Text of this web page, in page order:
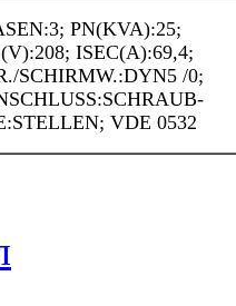
PN(KVA):25;
ISEC(A):69,4;
SCHIRMW.:DYN5 /0;
VDE 0532